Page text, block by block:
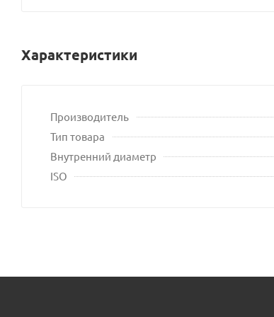
Характеристики
Производитель
Тип товара
Внутренний диаметр
ISO